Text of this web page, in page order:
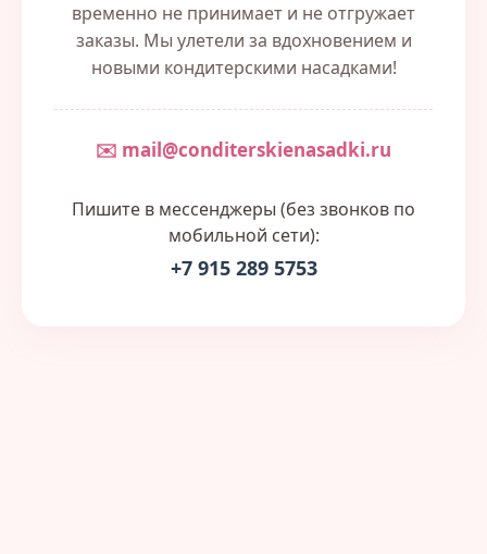
временно не принимает и не отгружает
заказы. Мы улетели за вдохновением и
новыми кондитерскими насадками!
✉️ mail@conditerskienasadki.ru
Пишите в мессенджеры (без звонков по
мобильной сети):
+7 915 289 5753